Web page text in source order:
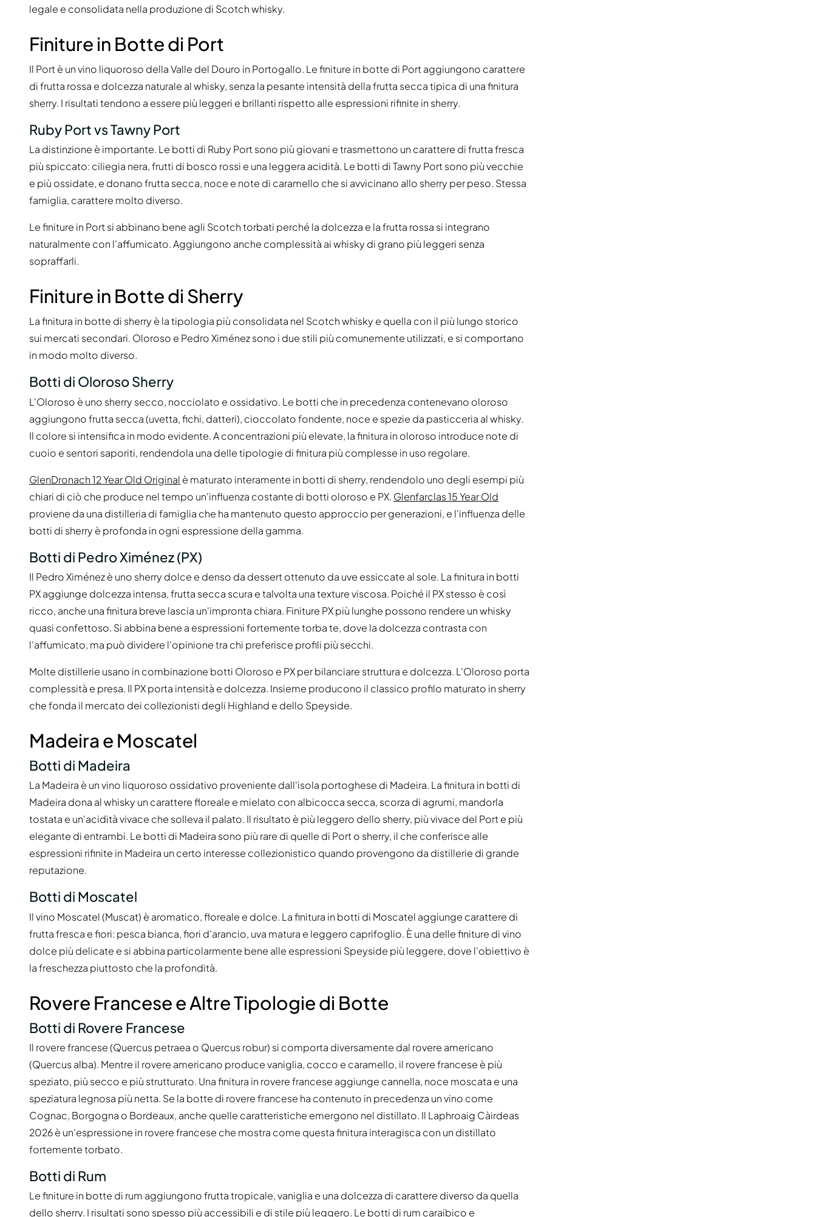
legale e consolidata nella produzione di Scotch whisky.
Finiture in Botte di Port
Il Port è un vino liquoroso della Valle del Douro in Portogallo. Le finiture in botte di Port aggiungono carattere
di frutta rossa e dolcezza naturale al whisky, senza la pesante intensità della frutta secca tipica di una finitura
sherry. I risultati tendono a essere più leggeri e brillanti rispetto alle espressioni rifinite in sherry.
Ruby Port vs Tawny Port
La distinzione è importante. Le botti di Ruby Port sono più giovani e trasmettono un carattere di frutta fresca
più spiccato: ciliegia nera, frutti di bosco rossi e una leggera acidità. Le botti di Tawny Port sono più vecchie
e più ossidate, e donano frutta secca, noce e note di caramello che si avvicinano allo sherry per peso. Stessa
famiglia, carattere molto diverso.
Le finiture in Port si abbinano bene agli Scotch torbati perché la dolcezza e la frutta rossa si integrano
naturalmente con l'affumicato. Aggiungono anche complessità ai whisky di grano più leggeri senza
sopraffarli.
Finiture in Botte di Sherry
La finitura in botte di sherry è la tipologia più consolidata nel Scotch whisky e quella con il più lungo storico
sui mercati secondari. Oloroso e Pedro Ximénez sono i due stili più comunemente utilizzati, e si comportano
in modo molto diverso.
Botti di Oloroso Sherry
L'Oloroso è uno sherry secco, nocciolato e ossidativo. Le botti che in precedenza contenevano oloroso
aggiungono frutta secca (uvetta, fichi, datteri), cioccolato fondente, noce e spezie da pasticceria al whisky.
Il colore si intensifica in modo evidente. A concentrazioni più elevate, la finitura in oloroso introduce note di
cuoio e sentori saporiti, rendendola una delle tipologie di finitura più complesse in uso regolare.
GlenDronach 12 Year Old Original è maturato interamente in botti di sherry, rendendolo uno degli esempi più
chiari di ciò che produce nel tempo un'influenza costante di botti oloroso e PX. Glenfarclas 15 Year Old
proviene da una distilleria di famiglia che ha mantenuto questo approccio per generazioni, e l'influenza delle
botti di sherry è profonda in ogni espressione della gamma.
Botti di Pedro Ximénez (PX)
Il Pedro Ximénez è uno sherry dolce e denso da dessert ottenuto da uve essiccate al sole. La finitura in botti
PX aggiunge dolcezza intensa, frutta secca scura e talvolta una texture viscosa. Poiché il PX stesso è così
ricco, anche una finitura breve lascia un'impronta chiara. Finiture PX più lunghe possono rendere un whisky
quasi confettoso. Si abbina bene a espressioni fortemente torba te, dove la dolcezza contrasta con
l'affumicato, ma può dividere l'opinione tra chi preferisce profili più secchi.
Molte distillerie usano in combinazione botti Oloroso e PX per bilanciare struttura e dolcezza. L'Oloroso porta
complessità e presa. Il PX porta intensità e dolcezza. Insieme producono il classico profilo maturato in sherry
che fonda il mercato dei collezionisti degli Highland e dello Speyside.
Madeira e Moscatel
Botti di Madeira
La Madeira è un vino liquoroso ossidativo proveniente dall'isola portoghese di Madeira. La finitura in botti di
Madeira dona al whisky un carattere floreale e mielato con albicocca secca, scorza di agrumi, mandorla
tostata e un'acidità vivace che solleva il palato. Il risultato è più leggero dello sherry, più vivace del Port e più
elegante di entrambi. Le botti di Madeira sono più rare di quelle di Port o sherry, il che conferisce alle
espressioni rifinite in Madeira un certo interesse collezionistico quando provengono da distillerie di grande
reputazione.
Botti di Moscatel
Il vino Moscatel (Muscat) è aromatico, floreale e dolce. La finitura in botti di Moscatel aggiunge carattere di
frutta fresca e fiori: pesca bianca, fiori d'arancio, uva matura e leggero caprifoglio. È una delle finiture di vino
dolce più delicate e si abbina particolarmente bene alle espressioni Speyside più leggere, dove l'obiettivo è
la freschezza piuttosto che la profondità.
Rovere Francese e Altre Tipologie di Botte
Botti di Rovere Francese
Il rovere francese (Quercus petraea o Quercus robur) si comporta diversamente dal rovere americano
(Quercus alba). Mentre il rovere americano produce vaniglia, cocco e caramello, il rovere francese è più
speziato, più secco e più strutturato. Una finitura in rovere francese aggiunge cannella, noce moscata e una
speziatura legnosa più netta. Se la botte di rovere francese ha contenuto in precedenza un vino come
Cognac, Borgogna o Bordeaux, anche quelle caratteristiche emergono nel distillato. Il Laphroaig Càirdeas
2026 è un'espressione in rovere francese che mostra come questa finitura interagisca con un distillato
fortemente torbato.
Botti di Rum
Le finiture in botte di rum aggiungono frutta tropicale, vaniglia e una dolcezza di carattere diverso da quella
dello sherry. I risultati sono spesso più accessibili e di stile più leggero. Le botti di rum caraibico e